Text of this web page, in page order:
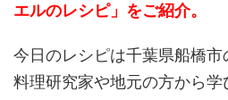
エルのレシピ」をご紹介。
今日のレシピは千葉県船橋
料理研究家や地元の方から学